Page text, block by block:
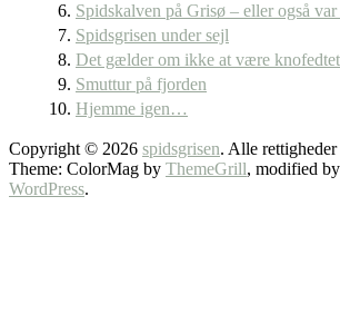
Spidskalven på Grisø – eller også
Spidsgrisen under sejl
Det gælder om ikke at være
Smuttur på fjorden
Hjemme igen…
Copyright © 2026 spidsgrisen. Alle
Theme: ColorMag by ThemeGrill, modified
WordPress.